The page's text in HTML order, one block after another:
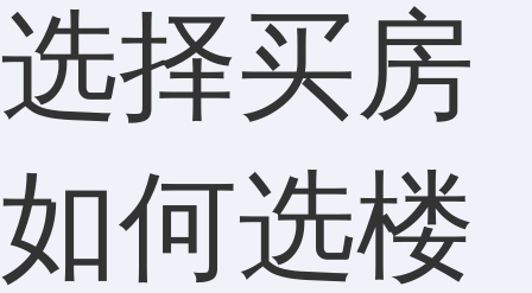
选择买房
如何选楼